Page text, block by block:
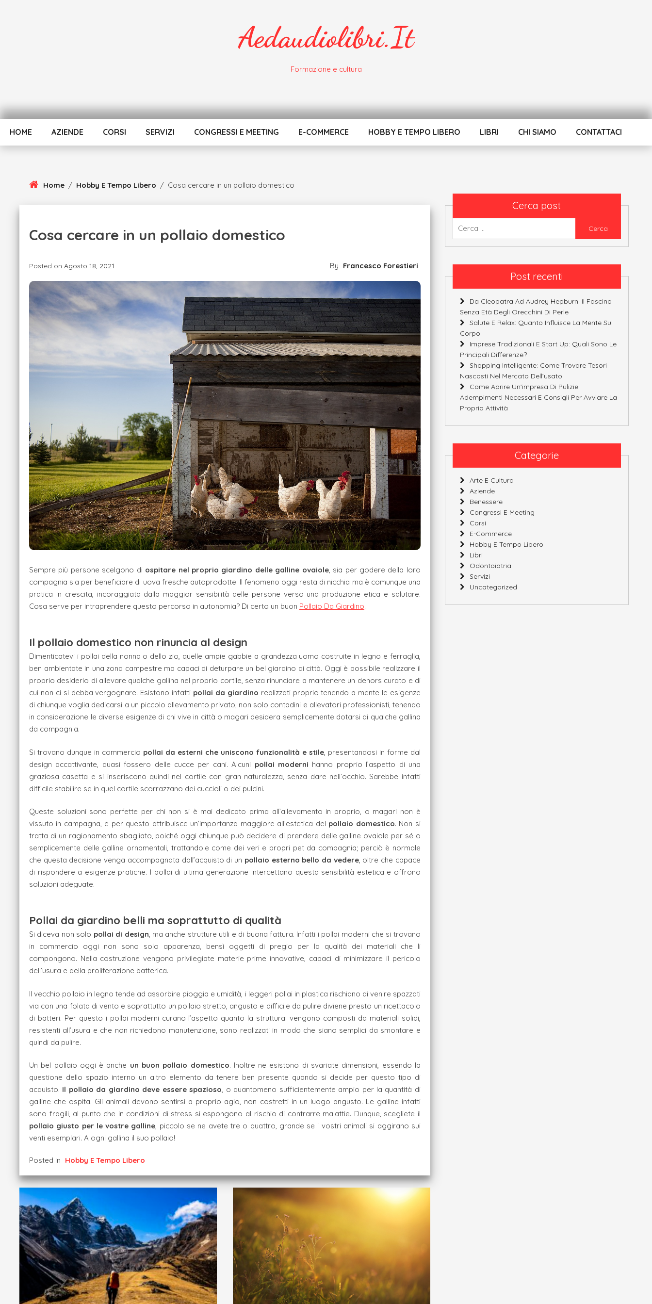
Aedaudiolibri.it
Formazione e cultura
HOME AZIENDE CORSI SERVIZI CONGRESSI E MEETING E-COMMERCE HOBBY E TEMPO LIBERO LIBRI CHI SIAMO CONTATTACI
Home / Hobby E Tempo Libero / Cosa cercare in un pollaio domestico
Cosa cercare in un pollaio domestico
Posted on Agosto 18, 2021 By Francesco Forestieri
Sempre più persone scelgono di ospitare nel proprio giardino delle galline ovaiole, sia per godere della loro
compagnia sia per beneficiare di uova fresche autoprodotte. Il fenomeno oggi resta di nicchia ma è comunque una
pratica in crescita, incoraggiata dalla maggior sensibilità delle persone verso una produzione etica e salutare.
Cosa serve per intraprendere questo percorso in autonomia? Di certo un buon Pollaio Da Giardino.
Il pollaio domestico non rinuncia al design
Dimenticatevi i pollai della nonna o dello zio, quelle ampie gabbie a grandezza uomo costruite in legno e ferraglia,
ben ambientate in una zona campestre ma capaci di deturpare un bel giardino di città. Oggi è possibile realizzare il
proprio desiderio di allevare qualche gallina nel proprio cortile, senza rinunciare a mantenere un dehors curato e di
cui non ci si debba vergognare. Esistono infatti pollai da giardino realizzati proprio tenendo a mente le esigenze
di chiunque voglia dedicarsi a un piccolo allevamento privato, non solo contadini e allevatori professionisti, tenendo
in considerazione le diverse esigenze di chi vive in città o magari desidera semplicemente dotarsi di qualche gallina
da compagnia.
Si trovano dunque in commercio pollai da esterni che uniscono funzionalità e stile, presentandosi in forme dal
design accattivante, quasi fossero delle cucce per cani. Alcuni pollai moderni hanno proprio l’aspetto di una
graziosa casetta e si inseriscono quindi nel cortile con gran naturalezza, senza dare nell’occhio. Sarebbe infatti
difficile stabilire se in quel cortile scorrazzano dei cuccioli o dei pulcini.
Queste soluzioni sono perfette per chi non si è mai dedicato prima all’allevamento in proprio, o magari non è
vissuto in campagna, e per questo attribuisce un’importanza maggiore all’estetica del pollaio domestico. Non si
tratta di un ragionamento sbagliato, poiché oggi chiunque può decidere di prendere delle galline ovaiole per sé o
semplicemente delle galline ornamentali, trattandole come dei veri e propri pet da compagnia; perciò è normale
che questa decisione venga accompagnata dall’acquisto di un pollaio esterno bello da vedere, oltre che capace
di rispondere a esigenze pratiche. I pollai di ultima generazione intercettano questa sensibilità estetica e offrono
soluzioni adeguate.
Pollai da giardino belli ma soprattutto di qualità
Si diceva non solo pollai di design, ma anche strutture utili e di buona fattura. Infatti i pollai moderni che si trovano
in commercio oggi non sono solo apparenza, bensì oggetti di pregio per la qualità dei materiali che li
compongono. Nella costruzione vengono privilegiate materie prime innovative, capaci di minimizzare il pericolo
dell’usura e della proliferazione batterica.
Il vecchio pollaio in legno tende ad assorbire pioggia e umidità, i leggeri pollai in plastica rischiano di venire spazzati
via con una folata di vento e soprattutto un pollaio stretto, angusto e difficile da pulire diviene presto un ricettacolo
di batteri. Per questo i pollai moderni curano l’aspetto quanto la struttura: vengono composti da materiali solidi,
resistenti all’usura e che non richiedono manutenzione, sono realizzati in modo che siano semplici da smontare e
quindi da pulire.
Un bel pollaio oggi è anche un buon pollaio domestico. Inoltre ne esistono di svariate dimensioni, essendo la
questione dello spazio interno un altro elemento da tenere ben presente quando si decide per questo tipo di
acquisto. Il pollaio da giardino deve essere spazioso, o quantomeno sufficientemente ampio per la quantità di
galline che ospita. Gli animali devono sentirsi a proprio agio, non costretti in un luogo angusto. Le galline infatti
sono fragili, al punto che in condizioni di stress si espongono al rischio di contrarre malattie. Dunque, scegliete il
pollaio giusto per le vostre galline, piccolo se ne avete tre o quattro, grande se i vostri animali si aggirano sui
venti esemplari. A ogni gallina il suo pollaio!
Posted in Hobby E Tempo Libero
Cerca post
Post recenti
Da Cleopatra Ad Audrey Hepburn: Il Fascino
Senza Età Degli Orecchini Di Perle
Salute E Relax: Quanto Influisce La Mente Sul
Corpo
Imprese Tradizionali E Start Up: Quali Sono Le
Principali Differenze?
Shopping Intelligente: Come Trovare Tesori
Nascosti Nel Mercato Dell’usato
Come Aprire Un’impresa Di Pulizie:
Adempimenti Necessari E Consigli Per Avviare La
Propria Attività
Categorie
Arte E Cultura
Aziende
Benessere
Congressi E Meeting
Corsi
E-Commerce
Hobby E Tempo Libero
Libri
Odontoiatria
Servizi
Uncategorized